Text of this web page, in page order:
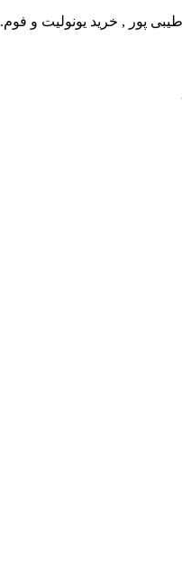
پور , خرید یونولیت و فوم.